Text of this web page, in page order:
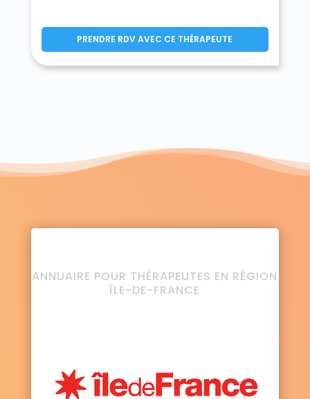
PRENDRE RDV AVEC CE THÉRAPEUTE
ANNUAIRE POUR THÉRAPEUTES EN RÉGION
ÎLE-DE-FRANCE